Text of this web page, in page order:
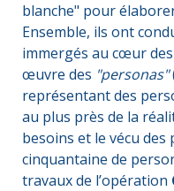
blanche" pour
Ensemble, ils ont
immergés au cœur
œuvre des "personas"
représentant des
au plus près de la
besoins et le vécu des
cinquantaine de
travaux de l’opération